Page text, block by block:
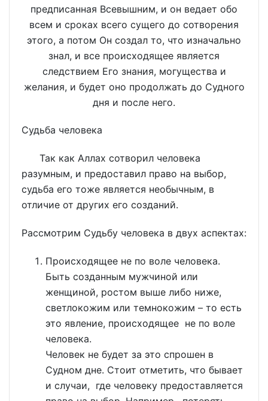
предписанная Всевышним, и он ведает обо
всем и сроках всего сущего до сотворения
этого, а потом Он создал то, что изначально
знал, и все происходящее является
следствием Его знания, могущества и
желания, и будет оно продолжать до Судного
дня и после него.
Судьба человека
Так как Аллах сотворил человека
разумным, и предоставил право на выбор,
судьба его тоже является необычным, в
отличие от других его созданий.
Рассмотрим Судьбу человека в двух аспектах:
Происходящее не по воле человека.
Быть созданным мужчиной или
женщиной, ростом выше либо ниже,
светлокожим или темнокожим – то есть
это явление, происходящее не по воле
человека.
Человек не будет за это спрошен в
Судном дне. Стоит отметить, что бывает
и случаи, где человеку предоставляется